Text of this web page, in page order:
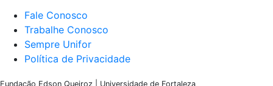
Fale Conosco
Trabalhe Conosco
Sempre Unifor
Política de Privacidade
Fundação Edson Queiroz | Universidade de Fortaleza